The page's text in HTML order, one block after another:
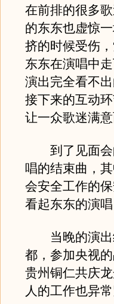
在前排的很多
的东东也虚惊
挤的时候受伤
东东在演唱中
演出完全看不
接下来的互动
让一众歌迷满意
到了见面会
唱的结束曲，
会安全工作的
看起东东的演
当晚的演出
都，参加央视
贵州铜仁共庆
人的工作也异常